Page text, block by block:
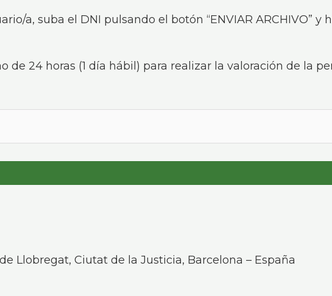
a, suba el DNI pulsando el botón “ENVIAR ARCHIVO” y
24 horas (1 día hábil) para realizar la valoración de la
Llobregat, Ciutat de la Justicia, Barcelona – España